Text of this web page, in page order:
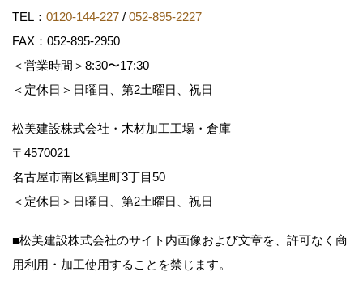
TEL： 0120-144-227 / 052-895-2227
FAX：052-895-2950
＜営業時間＞8:30〜17:30
＜定休日＞日曜日、第2土曜日、祝日
松美建設株式会社・木材加工工場・倉庫
〒4570021
名古屋市南区鶴里町3丁目50
＜定休日＞日曜日、第2土曜日、祝日
■松美建設株式会社のサイト内画像および文章を、許可なく商
用利用・加工使用することを禁じます。